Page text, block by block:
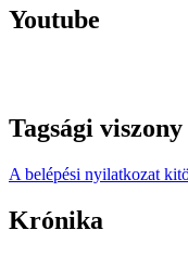
Youtube
Tagsági viszony
A belépési nyilatkozat
Krónika